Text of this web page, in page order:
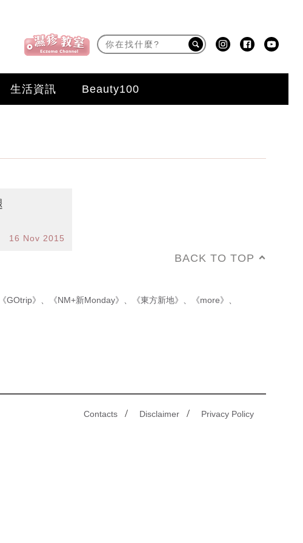
生活資訊 Beauty100
16 Nov 2015
BACK TO TOP
《GOtrip》 《NM+新Monday》 《東方新地》 《more》
Contacts / Disclaimer / Privacy Policy